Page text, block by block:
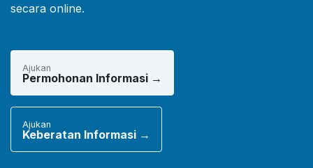
secara online.
Ajukan
Permohonan Informasi →
Ajukan
Keberatan Informasi →